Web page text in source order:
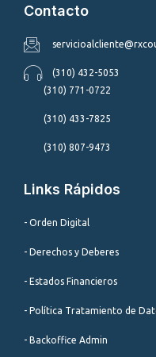
Contacto
(310) 432-5053
(310) 771-0722
(310) 433-7825
(310) 807-9473
Links Rápidos
- Orden Digital
- Derechos y Deberes
- Estados Financieros
- Política Tratamiento de
- Backoffice Admin